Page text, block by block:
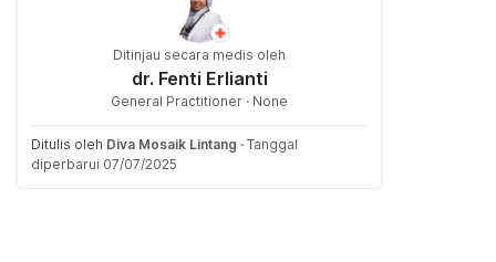
Ditinjau secara medis oleh
dr. Fenti Erlianti
General Practitioner · None
Ditulis oleh Diva Mosaik Lintang · Tanggal
diperbarui 07/07/2025